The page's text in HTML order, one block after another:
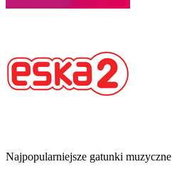
Najpopularniejsze gatunki muzyczne